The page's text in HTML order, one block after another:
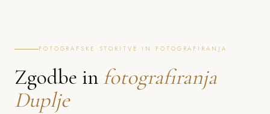
FOTOGRAFSKE STORITVE IN FOTOGRAFIRANJA
Zgodbe in fotografiranja
Duplje